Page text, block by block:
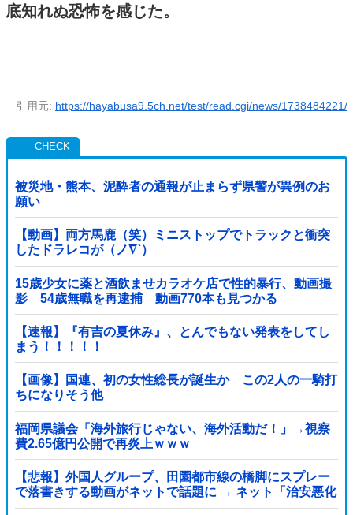
底知れぬ恐怖を感じた。
引用元: https://hayabusa9.5ch.net/test/read.cgi/news/1738484221/
被災地・熊本、泥酔者の通報が止まらず県警が異例のお
願い
【動画】両方馬鹿（笑）ミニストップでトラックと衝突
したドラレコが（ノ∇`）
15歳少女に薬と酒飲ませカラオケ店で性的暴行、動画撮
影 54歳無職を再逮捕 動画770本も見つかる
【速報】『有吉の夏休み』、とんでもない発表をしてし
まう！！！！！
【画像】国連、初の女性総長が誕生か この2人の一騎打
ちになりそう他
福岡県議会「海外旅行じゃない、海外活動だ！」→視察
費2.65億円公開で再炎上ｗｗｗ
【悲報】外国人グループ、田園都市線の橋脚にスプレー
で落書きする動画がネットで話題に → ネット「治安悪化
の始まり」